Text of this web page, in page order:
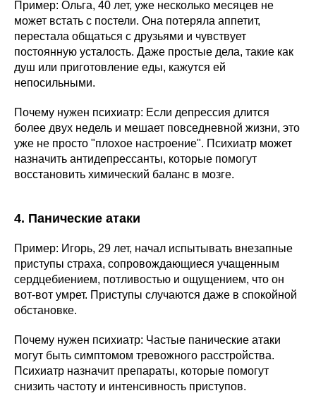
Пример: Ольга, 40 лет, уже несколько месяцев не
может встать с постели. Она потеряла аппетит,
перестала общаться с друзьями и чувствует
постоянную усталость. Даже простые дела, такие как
душ или приготовление еды, кажутся ей
непосильными.
Почему нужен психиатр: Если депрессия длится
более двух недель и мешает повседневной жизни, это
уже не просто "плохое настроение". Психиатр может
назначить антидепрессанты, которые помогут
восстановить химический баланс в мозге.
4. Панические атаки
Пример: Игорь, 29 лет, начал испытывать внезапные
приступы страха, сопровождающиеся учащенным
сердцебиением, потливостью и ощущением, что он
вот-вот умрет. Приступы случаются даже в спокойной
обстановке.
Почему нужен психиатр: Частые панические атаки
могут быть симптомом тревожного расстройства.
Психиатр назначит препараты, которые помогут
снизить частоту и интенсивность приступов.